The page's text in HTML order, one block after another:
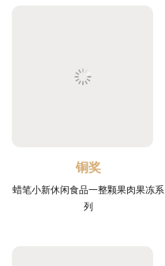
铜奖
蜡笔小新休闲食品一整颗果肉果冻系
列